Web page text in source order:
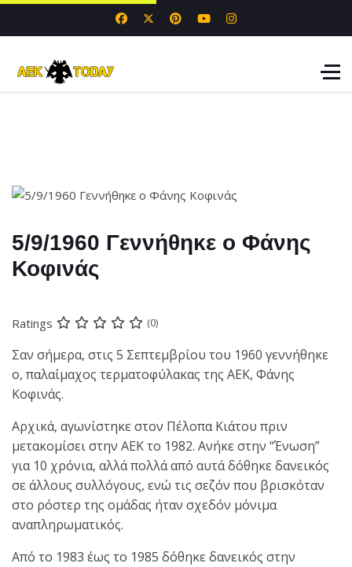
5/9/1960 Γεννήθηκε ο Φάνης
Κοφινάς
Ratings (0)
Σαν σήμερα, στις 5 Σεπτεμβρίου του 1960 γεννήθηκε
ο, παλαίμαχος τερματοφύλακας της ΑΕΚ, Φάνης
Κοφινάς.
Αρχικά, αγωνίστηκε στον Πέλοπα Κιάτου πριν
μετακομίσει στην ΑΕΚ το 1982. Ανήκε στην “Ένωση”
για 10 χρόνια, αλλά πολλά από αυτά δόθηκε δανεικός
σε άλλους συλλόγους, ενώ τις σεζόν που βρισκόταν
στο ρόστερ της ομάδας ήταν σχεδόν μόνιμα
αναπληρωματικός.
Από το 1983 έως το 1985 δόθηκε δανεικός στην